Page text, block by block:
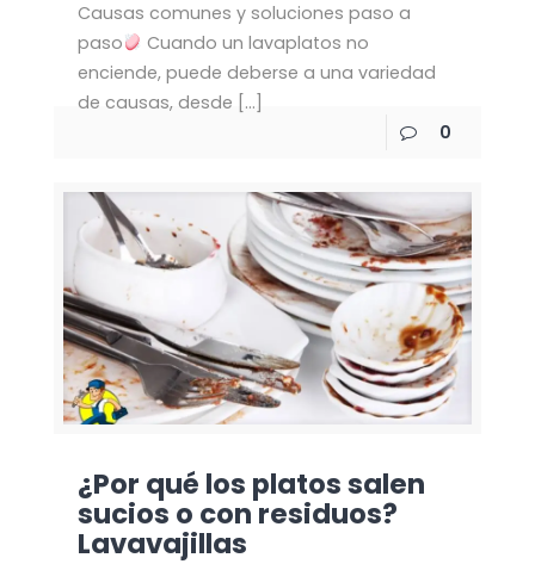
Causas comunes y soluciones paso a
paso
Cuando un lavaplatos no
enciende, puede deberse a una variedad
de causas, desde […]
0
¿Por qué los platos salen
sucios o con residuos?
Lavavajillas